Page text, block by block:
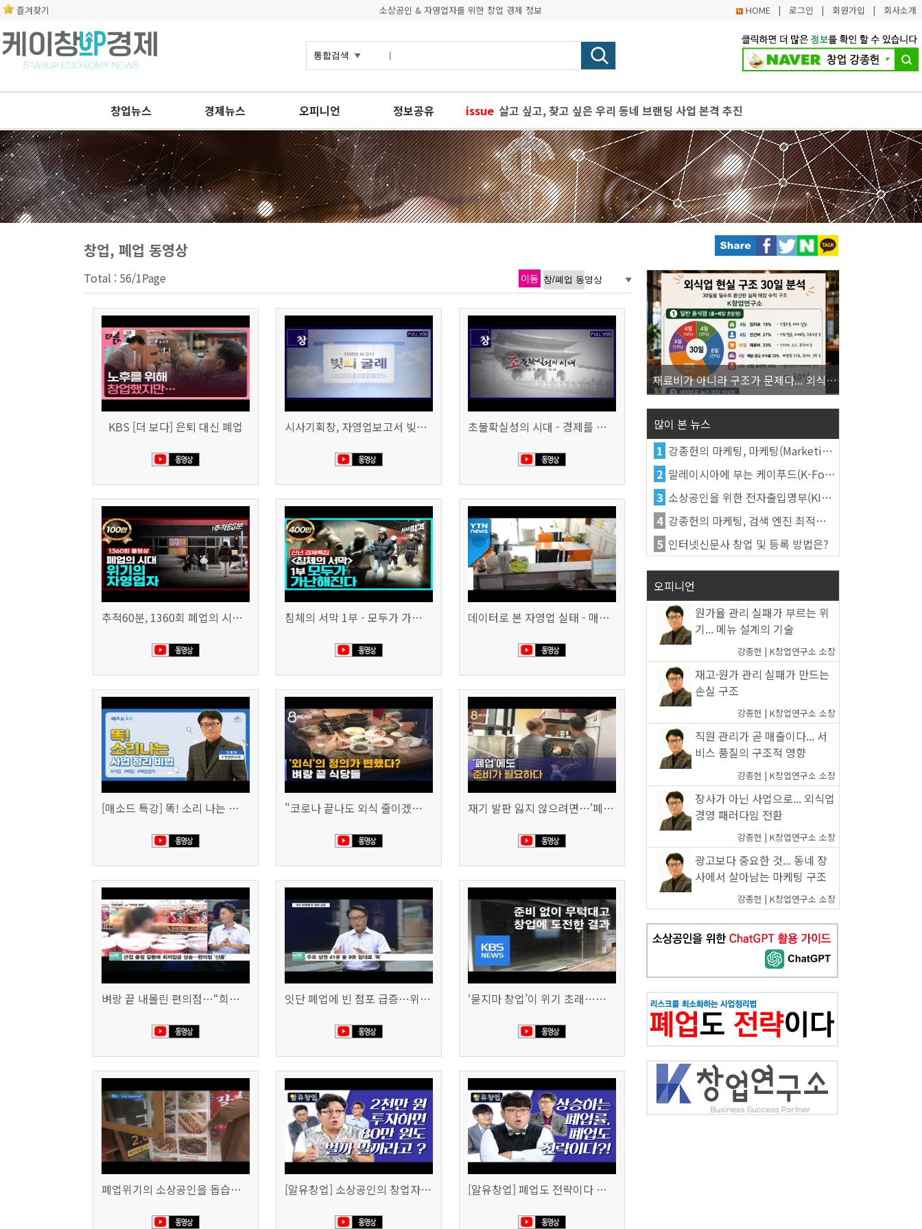
즐겨찾기 소상공인 & 자영업자를 위한 창업 경제 정보 HOME| 로그인 | 회원가입 | 회사소개
창업뉴스 경제뉴스 오피니언 정보공유 issue 살고 싶고, 찾고 싶은 우리 동네 브랜딩 사업 본격 추진
제1회 농촌관광 아이디어 경진대회 개최
외국인 관광객이 제로페이 QR로 결제하면 20% 할인
경기도·경기도사회적경제원, 경기임팩트펀드 조성액 1천억 원 돌파
점포철거비 지원, 희망리턴패키지 사업정리컨설팅 폐업지원(원스톱 패키지) 신청 방법은?
창업, 폐업 동영상
Total : 56/1Page 이동
KBS [더 보다] 은퇴 대신 폐업 시사기획창, 자영업보고서 빚의 굴레 507회 (KBS 25.6.10) 초불확실성의 시대 - 경제를 구하라 494회 (KBS 25.2.11)
추적60분, 1360회 폐업의 시대, 위기의 자영업자 침체의 서막 1부 - 모두가 가난해진다 | 시사직격 신년특집 데이터로 본 자영업 실태 - 매출 '뚝', 장수 업소도 '휘청'
[매소드 특강] 똑! 소리 나는 사업 정리 비법 "코로나 끝나도 외식 줄이겠다"…위기의 식당들 (SBS 8시 뉴스) 재기 발판 잃지 않으려면…'폐업'에도 준비가 필요하다 (SBS 8시 뉴스)
벼랑 끝 내몰린 편의점…“희망폐업 요구” vs “위약금 정당” (SBS CNBC) 잇단 폐업에 빈 점포 급증…위기 빠진 상권, 대책 없나 (SBS CNBC) ‘묻지마 창업’이 위기 초래…폐업도 준비 필요 (KBS뉴스)
폐업위기의 소상공인을 돕습니다 (SBS생활경제) [알유창업] 소상공인의 창업자금, 어떻게 마련할까 [알유창업] 폐업도 전략이다 사업 정리 노트
재료비가 아니라 구조가 문제다... 외식업 수익을 결정하는 진짜 숫자의 비밀
많이 본 뉴스
1 강종헌의 마케팅, 마케팅(Marketing)의 정의
2 말레이시아에 부는 케이푸드(K-Food) 열풍, 김치가 이어간다
3 소상공인을 위한 전자출입명부(KI-Pass)를 활용한다
4 강종헌의 마케팅, 검색 엔진 최적화(SEO, Search Engine Optimization)란
5 인터넷신문사 창업 및 등록 방법은?
오피니언
원가율 관리 실패가 부르는 위
기... 메뉴 설계의 기술
강종헌 | K창업연구소 소장
재고·원가 관리 실패가 만드는
손실 구조
강종헌 | K창업연구소 소장
직원 관리가 곧 매출이다... 서
비스 품질의 구조적 영향
강종헌 | K창업연구소 소장
장사가 아닌 사업으로... 외식업
경영 패러다임 전환
강종헌 | K창업연구소 소장
광고보다 중요한 것... 동네 장
사에서 살아남는 마케팅 구조
강종헌 | K창업연구소 소장